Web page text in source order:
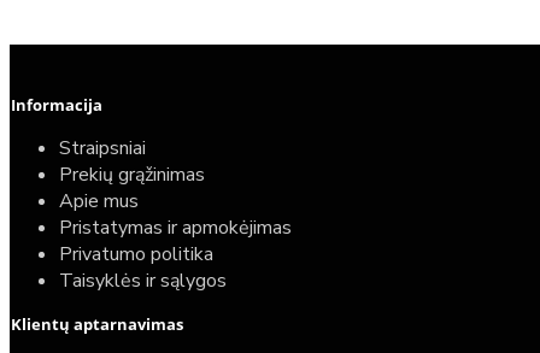
Informacija
Straipsniai
Prekių grąžinimas
Apie mus
Pristatymas ir apmokėjimas
Privatumo politika
Taisyklės ir sąlygos
Klientų aptarnavimas